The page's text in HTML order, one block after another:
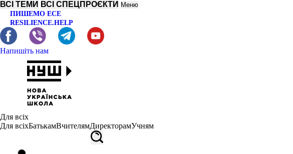
ВСІ ТЕМИ ВСІ СПЕЦПРОЄКТИ Меню
ПИШЕМО ЕСЕ
RESILIENCE.HELP
Напишіть нам
Для всіх
Для всіхБатькамВчителямДиректорамУчням